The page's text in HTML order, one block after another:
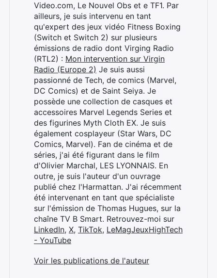
Video.com, Le Nouvel Obs et e TF1. Par
ailleurs, je suis intervenu en tant
qu'expert des jeux vidéo Fitness Boxing
(Switch et Switch 2) sur plusieurs
émissions de radio dont Virging Radio
(RTL2) : Mon intervention sur Virgin
Radio (Europe 2) Je suis aussi
passionné de Tech, de comics (Marvel,
DC Comics) et de Saint Seiya. Je
possède une collection de casques et
accessoires Marvel Legends Series et
des figurines Myth Cloth EX. Je suis
également cosplayeur (Star Wars, DC
Comics, Marvel). Fan de cinéma et de
séries, j'ai été figurant dans le film
d'Olivier Marchal, LES LYONNAIS. En
outre, je suis l'auteur d'un ouvrage
publié chez l'Harmattan. J'ai récemment
été intervenant en tant que spécialiste
sur l'émission de Thomas Hugues, sur la
chaîne TV B Smart. Retrouvez-moi sur
LinkedIn, X, TikTok, LeMagJeuxHighTech
- YouTube
Voir les publications de l'auteur